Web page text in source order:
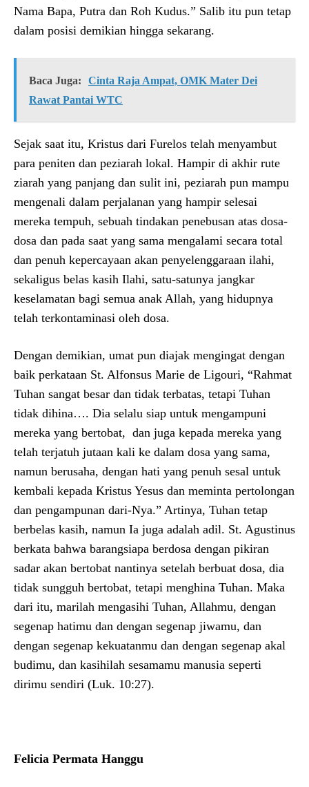
Nama Bapa, Putra dan Roh Kudus.” Salib itu pun tetap
dalam posisi demikian hingga sekarang.
Baca Juga:
Cinta Raja Ampat, OMK Mater Dei
Rawat Pantai WTC
Sejak saat itu, Kristus dari Furelos telah menyambut
para peniten dan peziarah lokal. Hampir di akhir rute
ziarah yang panjang dan sulit ini, peziarah pun mampu
mengenali dalam perjalanan yang hampir selesai
mereka tempuh, sebuah tindakan penebusan atas dosa-
dosa dan pada saat yang sama mengalami secara total
dan penuh kepercayaan akan penyelenggaraan ilahi,
sekaligus belas kasih Ilahi, satu-satunya jangkar
keselamatan bagi semua anak Allah, yang hidupnya
telah terkontaminasi oleh dosa.
Dengan demikian, umat pun diajak mengingat dengan
baik perkataan St. Alfonsus Marie de Ligouri, “Rahmat
Tuhan sangat besar dan tidak terbatas, tetapi Tuhan
tidak dihina…. Dia selalu siap untuk mengampuni
mereka yang bertobat, dan juga kepada mereka yang
telah terjatuh jutaan kali ke dalam dosa yang sama,
namun berusaha, dengan hati yang penuh sesal untuk
kembali kepada Kristus Yesus dan meminta pertolongan
dan pengampunan dari-Nya.” Artinya, Tuhan tetap
berbelas kasih, namun Ia juga adalah adil. St. Agustinus
berkata bahwa barangsiapa berdosa dengan pikiran
sadar akan bertobat nantinya setelah berbuat dosa, dia
tidak sungguh bertobat, tetapi menghina Tuhan. Maka
dari itu, marilah mengasihi Tuhan, Allahmu, dengan
segenap hatimu dan dengan segenap jiwamu, dan
dengan segenap kekuatanmu dan dengan segenap akal
budimu, dan kasihilah sesamamu manusia seperti
dirimu sendiri (Luk. 10:27).
Felicia Permata Hanggu